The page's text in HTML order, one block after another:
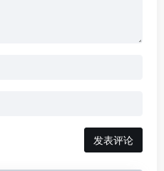
发表评论